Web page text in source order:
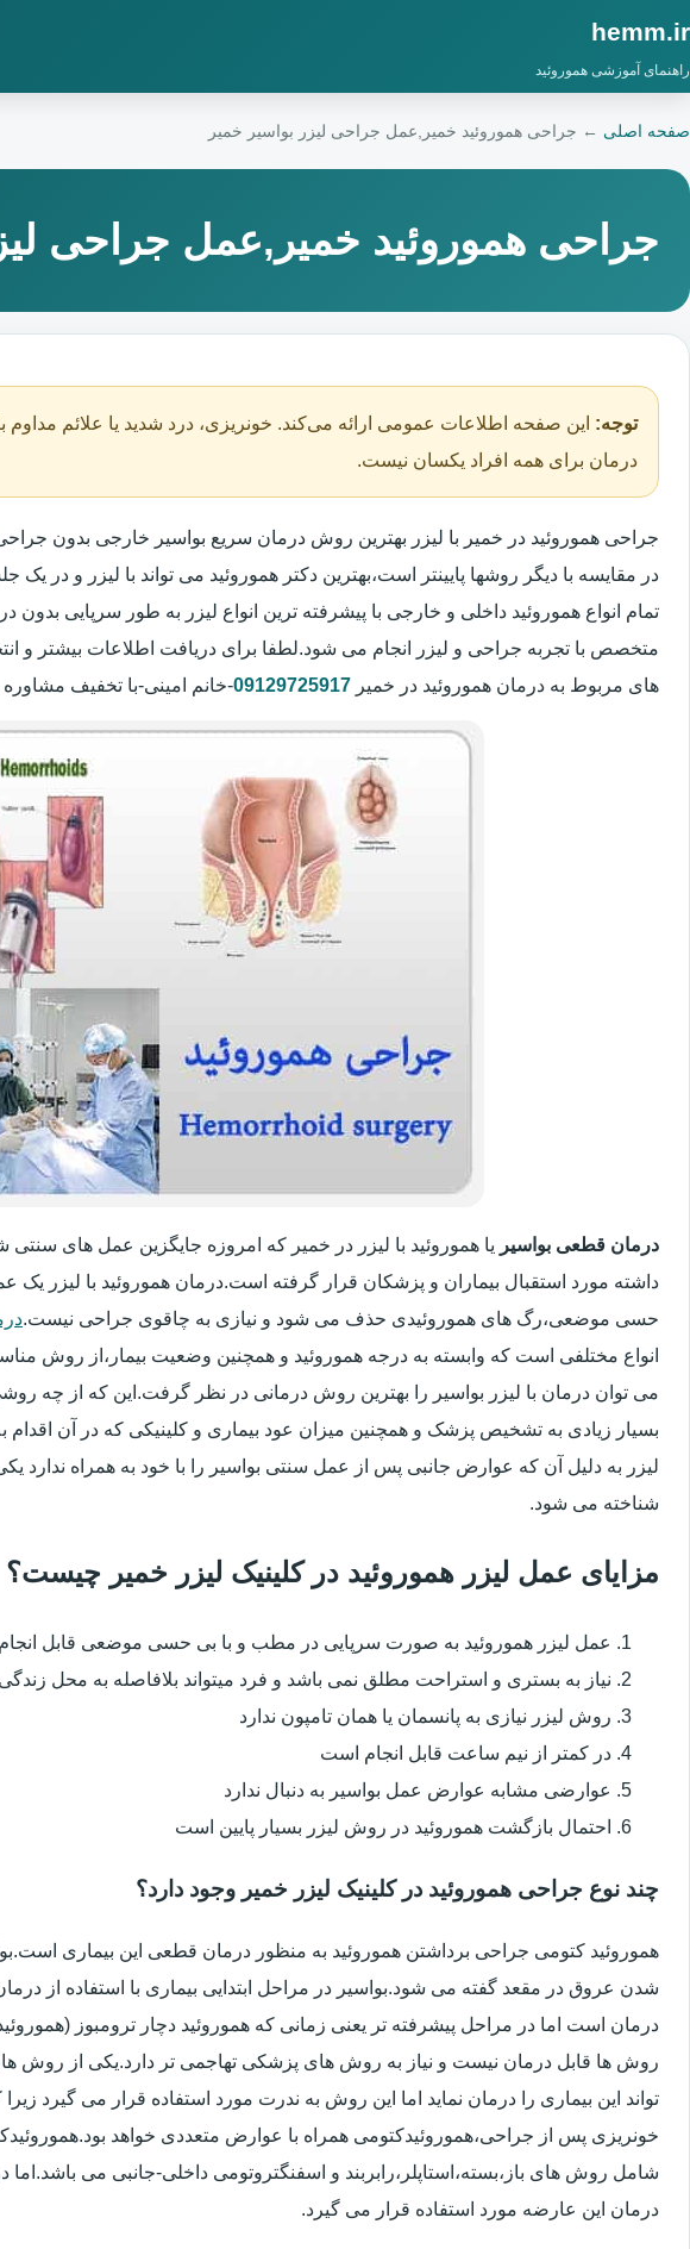
hemm.ir
راهنمای آموزشی هموروئید
صفحه اصلی ← جراحی هموروئید خمیر,عمل جراحی لیزر بواسیر خمیر
جراحی هموروئید خمیر,عمل جراحی
توجه: این صفحه اطلاعات عمومی ارائه می‌کند. خونریزی، درد شدید یا علائم
درمان برای همه افراد یکسان نیست.
جراحی هموروئید در خمیر با لیزر بهترین روش درمان سریع بواسیر خارجی بدون
در مقایسه با دیگر روشها پایینتر است،بهترین دکتر هموروئید می تواند با لیزر و در
تمام انواع هموروئید داخلی و خارجی با پیشرفته ترین انواع لیزر به طور سرپایی
متخصص با تجربه جراحی و لیزر انجام می شود.لطفا برای دریافت اطلاعات بیشتر و
های مربوط به درمان هموروئید در خمیر 09129725917-خانم امینی-با تخفیف مشاوره
درمان قطعی بواسیر یا هموروئید با لیزر در خمیر که امروزه جایگزین عمل های
داشته مورد استقبال بیماران و پزشکان قرار گرفته است.درمان هموروئید با لیزر
حسی موضعی،رگ های هموروئیدی حذف می شود و نیازی به چاقوی جراحی نیست.
انواع مختلفی است که وابسته به درجه هموروئید و همچنین وضعیت بیمار،از روش
می توان درمان با لیزر بواسیر را بهترین روش درمانی در نظر گرفت.این که از چه
بسیار زیادی به تشخیص پزشک و همچنین میزان عود بیماری و کلینیکی که در آن اقدام
لیزر به دلیل آن که عوارض جانبی پس از عمل سنتی بواسیر را با خود به همراه ندارد
شناخته می شود.
مزایای عمل لیزر هموروئید در کلینیک لیزر خمیر چیست؟
عمل لیزر هموروئید به صورت سرپایی در مطب و با بی حسی موضعی قابل
نیاز به بستری و استراحت مطلق نمی باشد و فرد میتواند بلافاصله به محل
روش لیزر نیازی به پانسمان یا همان تامپون ندارد
در کمتر از نیم ساعت قابل انجام است
عوارضی مشابه عوارض عمل بواسیر به دنبال ندارد
احتمال بازگشت هموروئید در روش لیزر بسیار پایین است
چند نوع جراحی هموروئید در کلینیک لیزر خمیر وجود دارد؟
هموروئید کتومی جراحی برداشتن هموروئید به منظور درمان قطعی این بیماری
شدن عروق در مقعد گفته می شود.بواسیر در مراحل ابتدایی بیماری با استفاده از
درمان است اما در مراحل پیشرفته تر یعنی زمانی که هموروئید دچار ترومبوز
روش ها قابل درمان نیست و نیاز به روش های پزشکی تهاجمی تر دارد.یکی از روش
تواند این بیماری را درمان نماید اما این روش به ندرت مورد استفاده قرار می گیرد
خونریزی پس از جراحی،هموروئیدکتومی همراه با عوارض متعددی خواهد
شامل روش های باز،بسته،استاپلر،رابربند و اسفنگتروتومی داخلی-جانبی می
درمان این عارضه مورد استفاده قرار می گیرد.